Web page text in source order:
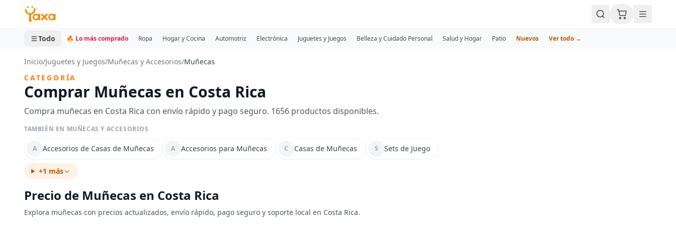
MINI CARRITO
0 productos
Todo 🔥 Lo más comprado Ropa Hogar y Cocina Automotriz Electrónica Juguetes y Juegos Belleza y Cuidado Personal Salud y Hogar Patio Nuevos Ver todo →
Inicio/Juguetes y Juegos/Muñecas y Accesorios/Muñecas
CATEGORÍA
Comprar Muñecas en Costa Rica
Compra muñecas en Costa Rica con envío rápido y pago seguro. 1656 productos disponibles.
TAMBIÉN EN MUÑECAS Y ACCESORIOS
A Accesorios de Casas de Muñecas A Accesorios para Muñecas C Casas de Muñecas S Sets de Juego
+1 más
Precio de Muñecas en Costa Rica
Explora muñecas con precios actualizados, envío rápido, pago seguro y soporte local en Costa Rica.